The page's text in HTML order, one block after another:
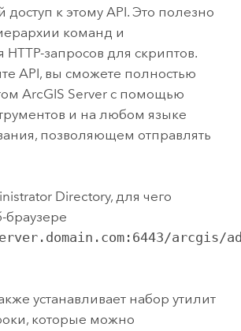
доступ к этому API. Это полезно
команд и
запросов для скриптов.
API, вы сможете полностью
ArcGIS Serverс помощью
и на любом языке
позволяющем отправлять
Directory, для чего
браузере
arcgis/
устанавливает набор утилит
которые можно